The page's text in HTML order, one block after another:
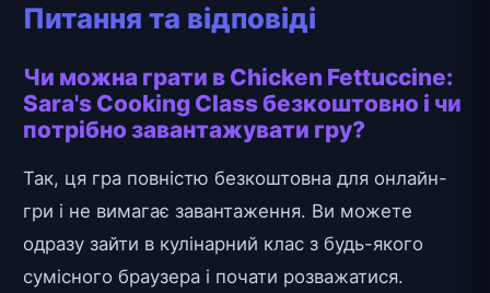
Питання та відповіді
Чи можна грати в Chicken Fettuccine:
Sara's Cooking Class безкоштовно і чи
потрібно завантажувати гру?
Так, ця гра повністю безкоштовна для онлайн-
гри і не вимагає завантаження. Ви можете
одразу зайти в кулінарний клас з будь-якого
сумісного браузера і почати розважатися.